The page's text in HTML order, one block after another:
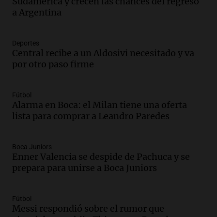
la clase dirigente a abordar problemas
Episodios
Audio. La inflación en Buenos Aires
alcanza el 2,9% en julio, generando
Panorama Federal
Episodios
Audio.Descuentos de hasta 700.000
Panorama Federal
Episodios
Audio.
Docentes de Jujuy denuncian
sus salarios y genera alarma
Panorama Federal
a Argentina
Deportes
Central recibe a un Aldosivi necesitado y va
por otro paso firme
Fútbol
Alarma en Boca: el Milan tiene una oferta
lista para comprar a Leandro Paredes
Boca Juniors
Enner Valencia se despide de Pachuca y se
prepara para unirse a Boca Juniors
Fútbol
Messi respondió sobre el rumor que